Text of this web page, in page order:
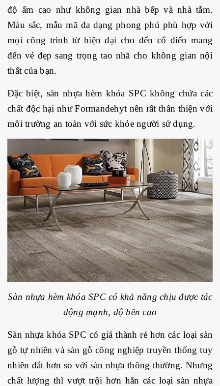
độ ẩm cao như không gian nhà bếp và nhà tắm.
Màu sắc, mẫu mã đa dạng phong phú phù hợp với
mọi công trình từ hiện đại cho đến cổ điển mang
đến vẻ đẹp sang trọng tao nhã cho không gian nội
thất của bạn.
Đặc biệt, sàn nhựa hèm khóa SPC không chứa các
chất độc hại như Formandehyt nên rất thân thiện với
môi trường an toàn với sức khỏe người sử dụng.
Sàn nhựa hèm khóa SPC có khả năng chịu được tác
động mạnh, độ bền cao
Sàn nhựa khóa SPC có giá thành rẻ hơn các loại sàn
gỗ tự nhiên và sàn gỗ công nghiệp truyền thống tuy
nhiên đắt hơn so với sàn nhựa thông thường. Nhưng
chất lượng thì vượt trội hơn hẳn các loại sàn nhựa